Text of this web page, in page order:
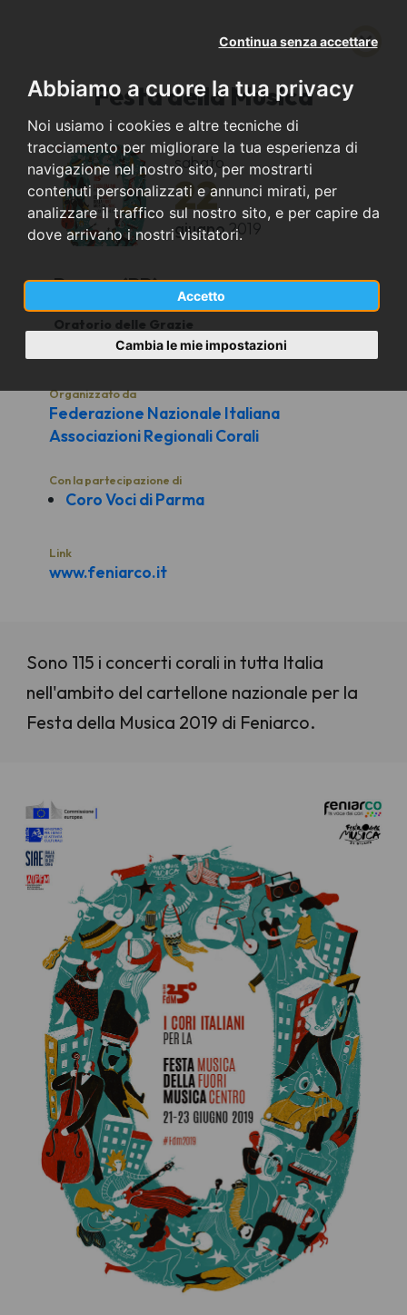
Abbiamo a cuore la tua privacy
Noi usiamo i cookies e altre tecniche di
tracciamento per migliorare la tua esperienza di
navigazione nel nostro sito, per mostrarti
contenuti personalizzati e annunci mirati, per
analizzare il traffico sul nostro sito, e per capire da
dove arrivano i nostri visitatori.
Accetto
Continua senza accettare
Cambia le mie impostazioni
Festa della Musica
sabato
22
giugno 2019
Parma (PR)
Oratorio delle Grazie
Organizzato da
Federazione Nazionale Italiana
Associazioni Regionali Corali
Con la partecipazione di
Coro Voci di Parma
Link
www.feniarco.it
Sono 115 i concerti corali in tutta Italia
nell'ambito del cartellone nazionale per la
Festa della Musica 2019 di Feniarco.